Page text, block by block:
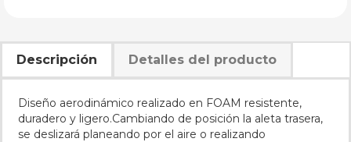
Descripción Detalles del producto
Diseño aerodinámico realizado en FOAM resistente,
duradero y ligero.Cambiando de posición la aleta trasera,
se deslizará planeando por el aire o realizando